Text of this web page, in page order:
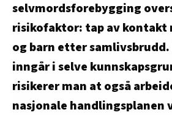
selvmordsforebygging
risikofaktor: tap av kontakt
og barn etter
inngår i selve
risikerer man at også
nasjonale handlingsplanen